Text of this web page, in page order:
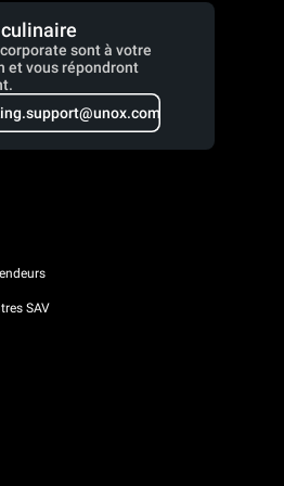
sont à votre
et vous répondront
SAV